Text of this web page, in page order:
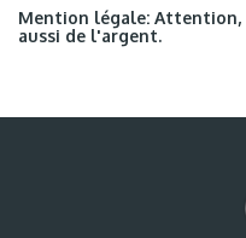
Mention légale:
aussi de l'argent.